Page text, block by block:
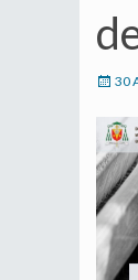
30